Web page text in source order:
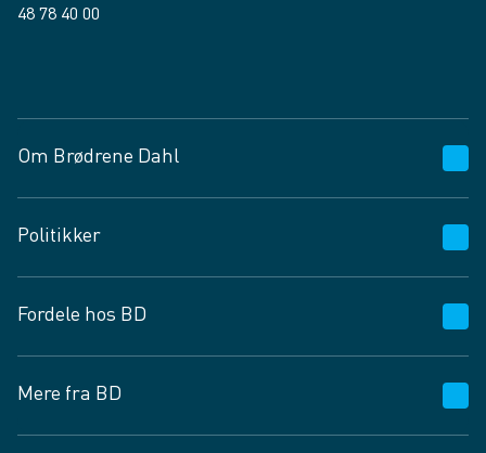
48 78 40 00
Om Brødrene Dahl
Vagttelefon 30 10 89 89
Spørgsmål og svar
Job og karriere
Fødevarekontrolrapport
Politikker
Privatlivspolitik
Cookies
Vilkår og betingelser
Fordele hos BD
BD app
BD.dk services
Mere fra BD